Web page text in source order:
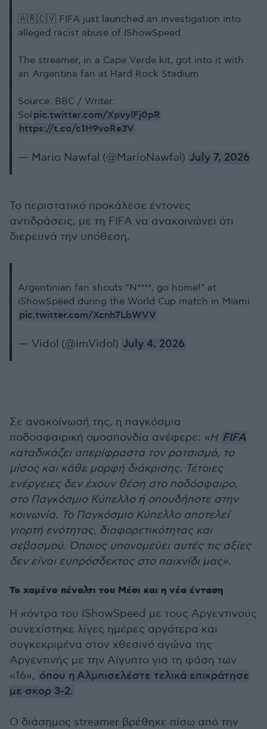
🇦🇷🇨🇻 FIFA just launched an investigation into
alleged racist abuse of IShowSpeed.
The streamer, in a Cape Verde kit, got into it with
an Argentina fan at Hard Rock Stadium.
Source: BBC / Writer:
Sol pic.twitter.com/XpvylFj0pR
https://t.co/c1H9voRe3V
— Mario Nawfal (@MarioNawfal) July 7, 2026
Το περιστατικό προκάλεσε έντονες
αντιδράσεις, με τη FIFA να ανακοινώνει ότι
διερευνά την υπόθεση.
Argentinian fan shouts "N****, go home!" at
iShowSpeed during the World Cup match in Miami
pic.twitter.com/Xcnh7LbWVV
— Vidol (@imVidol) July 4, 2026
Σε ανακοίνωσή της, η παγκόσμια
ποδοσφαιρική ομοσπονδία ανέφερε: «Η FIFA
καταδικάζει απερίφραστα τον ρατσισμό, το
μίσος και κάθε μορφή διάκρισης. Τέτοιες
ενέργειες δεν έχουν θέση στο ποδόσφαιρο,
στο Παγκόσμιο Κύπελλο ή οπουδήποτε στην
κοινωνία. Το Παγκόσμιο Κύπελλο αποτελεί
γιορτή ενότητας, διαφορετικότητας και
σεβασμού. Όποιος υπονομεύει αυτές τις αξίες
δεν είναι ευπρόσδεκτος στο παιχνίδι μας».
Το χαμένο πέναλτι του Μέσι και η νέα ένταση
Η κόντρα του IShowSpeed με τους Αργεντινούς
συνεχίστηκε λίγες ημέρες αργότερα και
συγκεκριμένα στον χθεσινό αγώνα της
Αργεντινής με την Αίγυπτο για τη φάση των
«16», όπου η Αλμπισελέστε τελικά επικράτησε
με σκορ 3-2.
Ο διάσημος streamer βρέθηκε πίσω από την